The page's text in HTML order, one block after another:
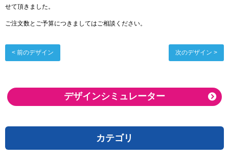
せて頂きました。
ご注文数とご予算につきましてはご相談ください。
< 前のデザイン 次のデザイン >
デザインシミュレーター
カテゴリ